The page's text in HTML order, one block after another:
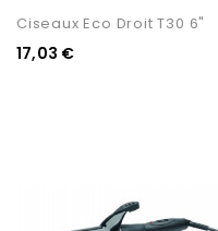
Ciseaux Eco Droit T30 6"
17,03 €